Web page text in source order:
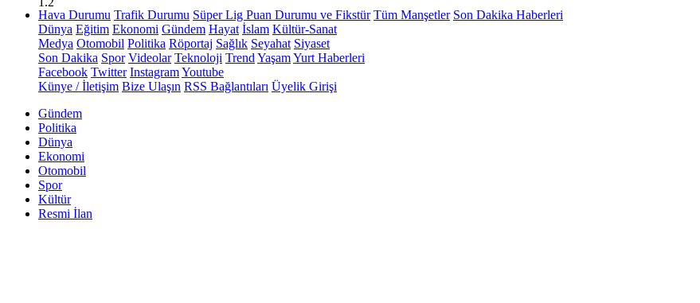
Hava Durumu Trafik Durumu Süper Lig Puan Durumu ve Fikstür Tüm Manşetler Son Dakika Haberleri
Dünya Eğitim Ekonomi Gündem Hayat İslam Kültür-Sanat
Medya Otomobil Politika Röportaj Sağlık Seyahat Siyaset
Son Dakika Spor Videolar Teknoloji Trend YaşamYurt Haberleri
Facebook Twitter InstagramYoutube
Künye / İletişim Bize Ulaşın RSS Bağlantıları Üyelik Girişi
Gündem
Politika
Dünya
Ekonomi
Otomobil
Spor
Kültür
Resmi İlan